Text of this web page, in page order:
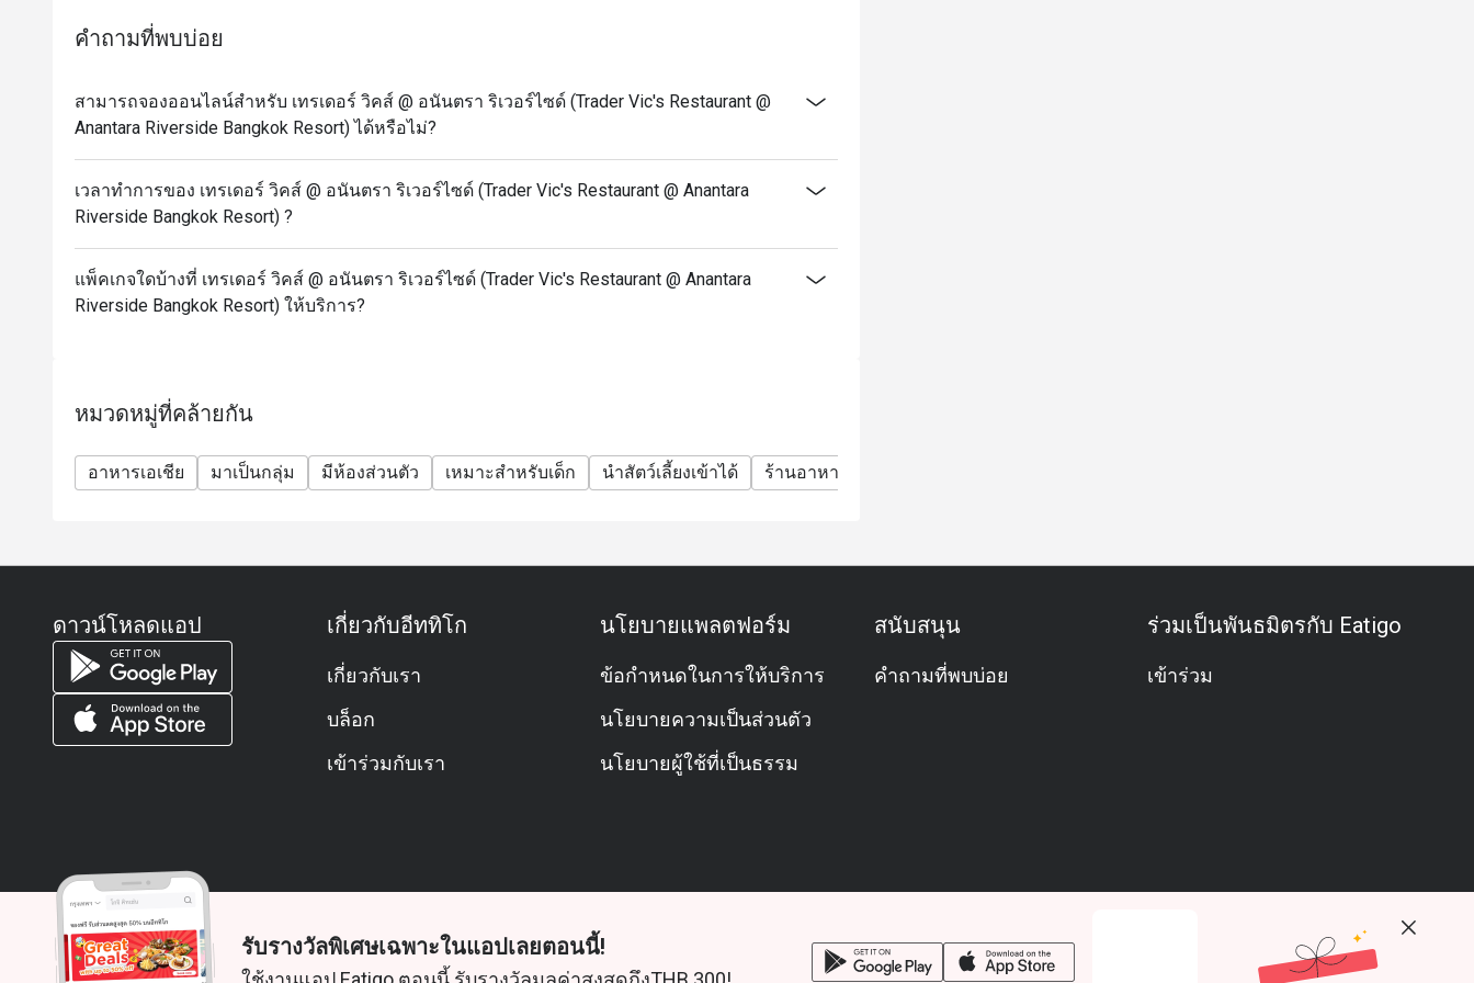
**ส่วนลดสามารถร่วมรายการเทรดเดอร์วิค ซันเดย์บรั๊นซ์ รวมน้ำผลไม้และเครื่องดื่มซอฟดริ๊ง
เท่านั้น*
คำถามที่พบบ่อย
สามารถจองออนไลน์สำหรับ เทรเดอร์ วิคส์ @ อนันตรา ริเวอร์ไซด์ (Trader Vic's Restaurant @
Anantara Riverside Bangkok Resort) ได้หรือไม่?
เวลาทำการของ เทรเดอร์ วิคส์ @ อนันตรา ริเวอร์ไซด์ (Trader Vic's Restaurant @ Anantara
Riverside Bangkok Resort) ?
แพ็คเกจใดบ้างที่ เทรเดอร์ วิคส์ @ อนันตรา ริเวอร์ไซด์ (Trader Vic's Restaurant @ Anantara
Riverside Bangkok Resort) ให้บริการ?
หมวดหมู่ที่คล้ายกัน
อาหารเอเชีย มาเป็นกลุ่ม มีห้องส่วนตัว เหมาะสำหรับเด็ก นำสัตว์เลี้ยงเข้าได้ ร้านอาหารสบายๆ
ดาวน์โหลดแอป เกี่ยวกับอีททิโก
เกี่ยวกับเรา
บล็อก
เข้าร่วมกับเรา
นโยบายแพลตฟอร์ม
ข้อกำหนดในการให้บริการ
นโยบายความเป็นส่วนตัว
นโยบายผู้ใช้ที่เป็นธรรม
สนับสนุน
คำถามที่พบบ่อย
ร่วมเป็นพันธมิตรกับ Eatigo
เข้าร่วม
© 2026 Zoek. สงวนลิขสิทธิ์
รับรางวัลพิเศษเฉพาะในแอปเลยตอนนี้!